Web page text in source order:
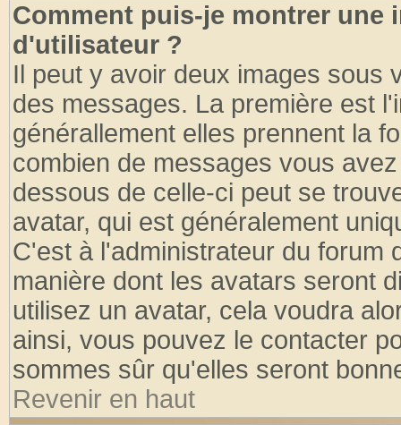
Comment puis-je montrer une
d'utilisateur ?
Il peut y avoir deux images sous
des messages. La première est
générallement elles prennent la
combien de messages vous
dessous de celle-ci peut se
avatar, qui est généralement
C'est à l'administrateur du forum
manière dont les avatars seront
utilisez un avatar, cela voudra
ainsi, vous pouvez le contacter
sommes sûr qu'elles seront
Revenir en haut